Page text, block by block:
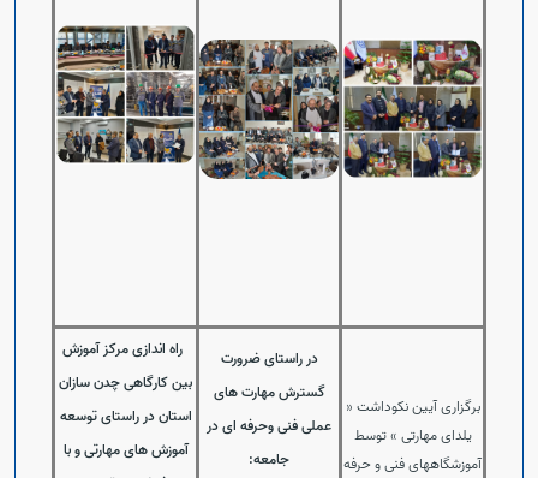
برگزاری آیین نکوداشت «
یلدای مهارتی » توسط
آموزشگاههای فنی و حرفه
در راستای ضرورت
گسترش مهارت های
عملی فنی وحرفه ای در
جامعه:
راه اندازی مرکز آموزش
بین کارگاهی چدن سازان
استان در راستای توسعه
آموزش های مهارتی و با